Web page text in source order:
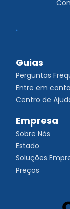
Guias
Perguntas
Entre em
Centro de
Empresa
Sobre Nós
Estado
Soluções
Preços